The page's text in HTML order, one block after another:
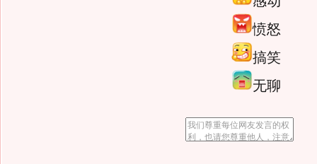
愤怒
搞笑
无聊